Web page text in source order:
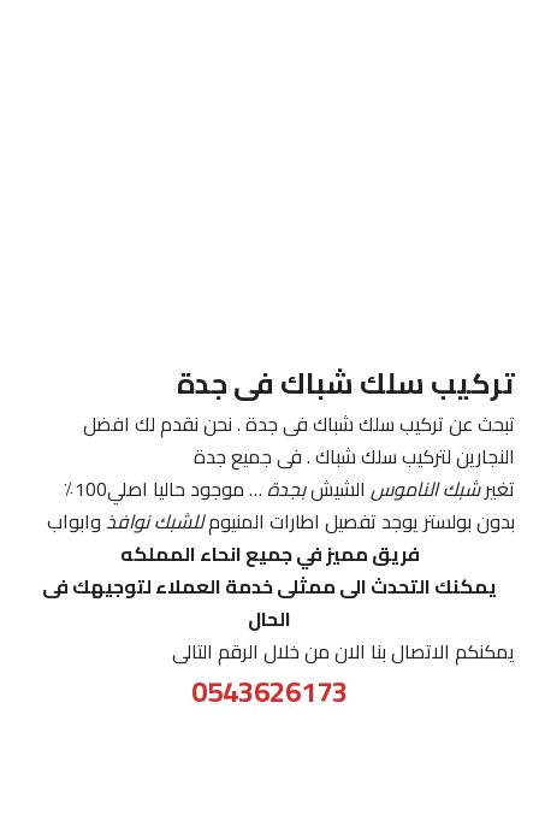
تركيب سلك شباك فى جدة
تبحث عن تركيب سلك شباك فى جدة . نحن نقدم لك افضل
النجارين لتركيب سلك شباك . فى جميع جدة
تغيرشبك الناموس الشيشبجدة
… موجود حاليا اصلي100٪
بدون بولستر يوجد تفصيل اطارات المنيومللشبك نوافذوابواب
فريق مميز في جميع انحاء المملكه
يمكنك التحدث الى ممثلى خدمة العملاء لتوجيهك فى
الحال
يمكنكم الاتصال بنا الان من خلال الرقم التالى
0543626173